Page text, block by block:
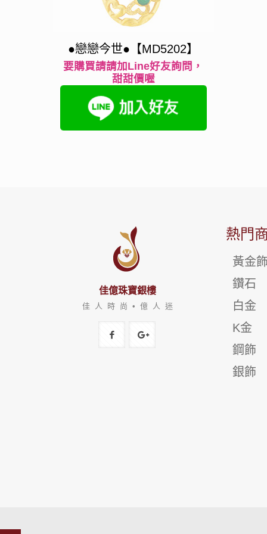
●戀戀今世●【MD5202】
要購買請請加Line好友詢問，
甜甜價喔
佳億珠寶銀樓
佳 人 時 尚 • 億 人 迷
熱門
黃金
鑽石
白金
K金
鋼飾
銀飾